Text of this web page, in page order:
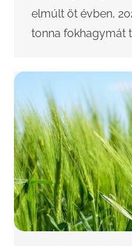
elmúlt öt évben,
tonna fokhagymát